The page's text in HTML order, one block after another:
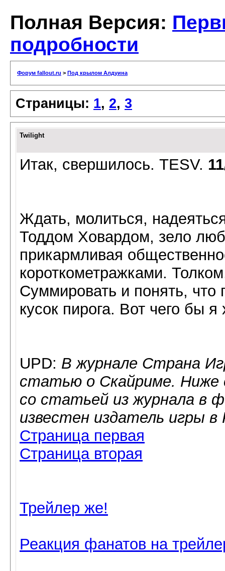
Полная Версия:
подробности
Форум fallout.ru > Под крылом Алдуина
Страницы: 1, 2, 3
Twilight
Итак, свершилось. TESV.
Ждать, молиться,
Тоддом Ховардом, зело
прикармливая
короткометражками.
Суммировать и понять, что
кусок пирога. Вот чего бы я
UPD: В журнале Страна
статью о Скайриме. Ниже
со статьей из журнала в
известен издатель
Страница первая
Страница вторая
Трейлер же!
Реакция фанатов на